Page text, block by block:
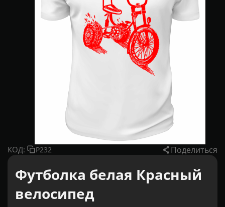
КОД: P232 Поделиться
Футболка белая Красный
велосипед